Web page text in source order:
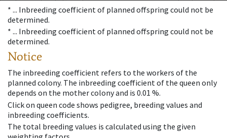
* ... Inbreeding coefficient of planned offspring could not be
determined.
* ... Inbreeding coefficient of planned offspring could not be
determined.
Notice
The inbreeding coefficient refers to the workers of the
planned colony. The inbreeding coefficient of the queen only
depends on the mother colony and is 0.01 %.
Click on queen code shows pedigree, breeding values and
inbreeding coefficients.
The total breeding values is calculated using the given